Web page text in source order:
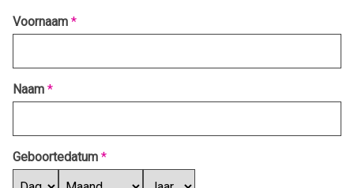
Voornaam *
Naam *
Geboortedatum *